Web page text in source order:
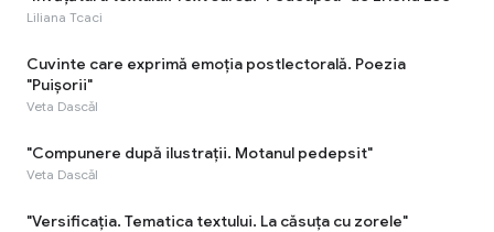
Liliana Tcaci
Cuvinte care exprimă emoţia postlectorală. Poezia
"Puișorii"
Veta Dascăl
"Compunere după ilustrații. Motanul pedepsit"
Veta Dascăl
"Versificaţia. Tematica textului. La căsuța cu zorele"